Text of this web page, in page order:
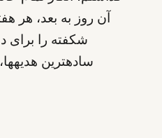
آن روز به بعد، هر
شکفته را برای
سادهترین